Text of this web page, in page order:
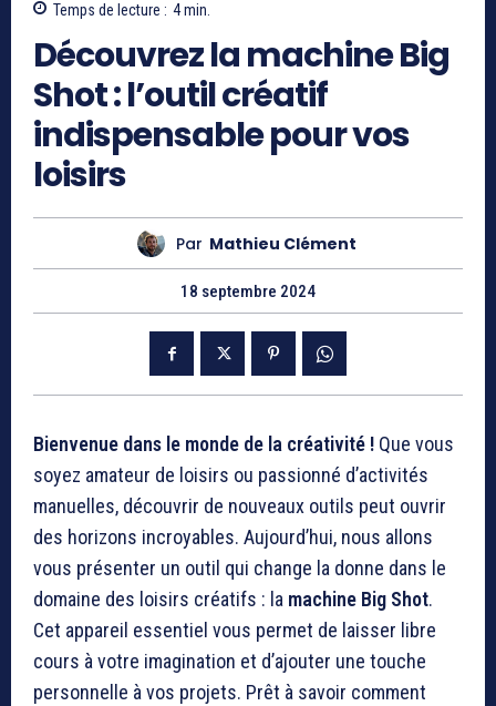
Temps de lecture : 4min.
Découvrez la machine Big
Shot : l’outil créatif
indispensable pour vos
loisirs
Par Mathieu Clément
18 septembre 2024
Bienvenue dans le monde de la créativité ! Que vous
soyez amateur de loisirs ou passionné d’activités
manuelles, découvrir de nouveaux outils peut ouvrir
des horizons incroyables. Aujourd’hui, nous allons
vous présenter un outil qui change la donne dans le
domaine des loisirs créatifs : la machine Big Shot.
Cet appareil essentiel vous permet de laisser libre
cours à votre imagination et d’ajouter une touche
personnelle à vos projets. Prêt à savoir comment